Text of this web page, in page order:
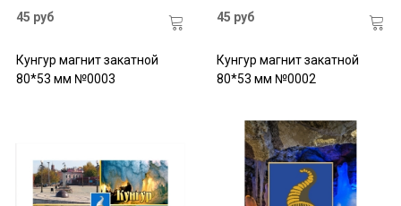
45 руб
Кунгур магнит закатной
80*53 мм №0003
45 руб
Кунгур магнит закатной
80*53 мм №0002